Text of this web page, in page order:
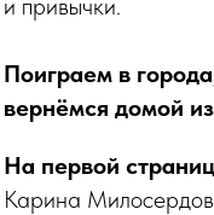
Поиграем в
вернёмся домой
На первой
Карина